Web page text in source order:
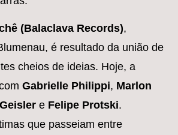
(Balaclava Records),
é resultado da união de
cheios de ideias. Hoje, a
Gabrielle Philippi, Marlon
e Felipe Protski.
que passeiam entre